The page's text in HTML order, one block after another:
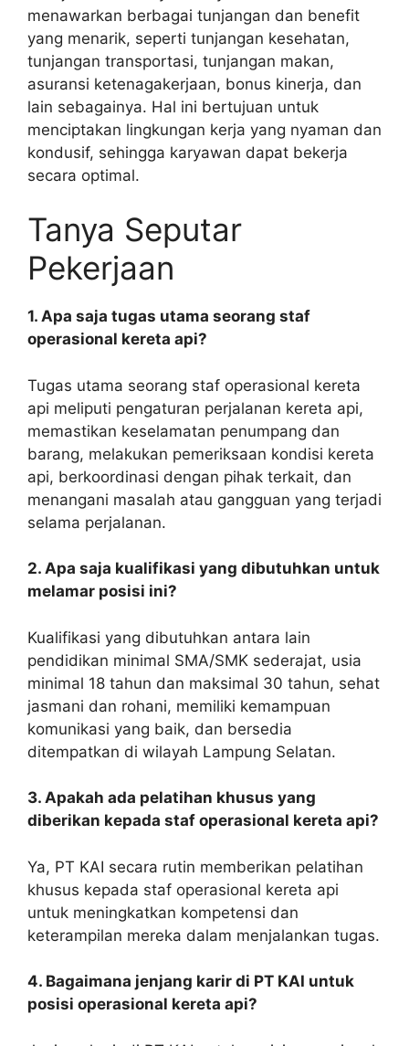
menawarkan berbagai tunjangan dan benefit
yang menarik, seperti tunjangan kesehatan,
tunjangan transportasi, tunjangan makan,
asuransi ketenagakerjaan, bonus kinerja, dan
lain sebagainya. Hal ini bertujuan untuk
menciptakan lingkungan kerja yang nyaman dan
kondusif, sehingga karyawan dapat bekerja
secara optimal.
Tanya Seputar
Pekerjaan
1. Apa saja tugas utama seorang staf
operasional kereta api?
Tugas utama seorang staf operasional kereta
api meliputi pengaturan perjalanan kereta api,
memastikan keselamatan penumpang dan
barang, melakukan pemeriksaan kondisi kereta
api, berkoordinasi dengan pihak terkait, dan
menangani masalah atau gangguan yang terjadi
selama perjalanan.
2. Apa saja kualifikasi yang dibutuhkan untuk
melamar posisi ini?
Kualifikasi yang dibutuhkan antara lain
pendidikan minimal SMA/SMK sederajat, usia
minimal 18 tahun dan maksimal 30 tahun, sehat
jasmani dan rohani, memiliki kemampuan
komunikasi yang baik, dan bersedia
ditempatkan di wilayah Lampung Selatan.
3. Apakah ada pelatihan khusus yang
diberikan kepada staf operasional kereta api?
Ya, PT KAI secara rutin memberikan pelatihan
khusus kepada staf operasional kereta api
untuk meningkatkan kompetensi dan
keterampilan mereka dalam menjalankan tugas.
4. Bagaimana jenjang karir di PT KAI untuk
posisi operasional kereta api?